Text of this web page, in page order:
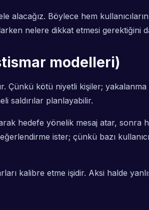
alacağız. Böylece hem
nelere dikkat etmesi gerektiğini
modelleri)
Çünkü kötü niyetli kişiler;
saldırılar planlayabilir.
hedefe yönelik mesaj atar, sonra
ister; çünkü bazı
kalibre etme işidir. Aksi halde